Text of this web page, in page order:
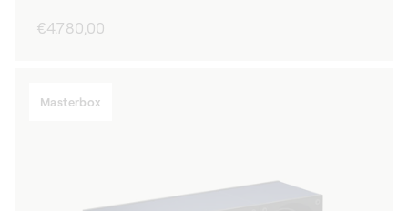
Normaler
€4.780,00
Masterbox